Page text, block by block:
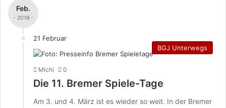
Feb.
- 2018 -
21 Februar
BGJ Unterwegs
Michi 0
Die 11. Bremer Spiele-Tage
Am 3. und 4. März ist es wieder so weit. In der Bremer